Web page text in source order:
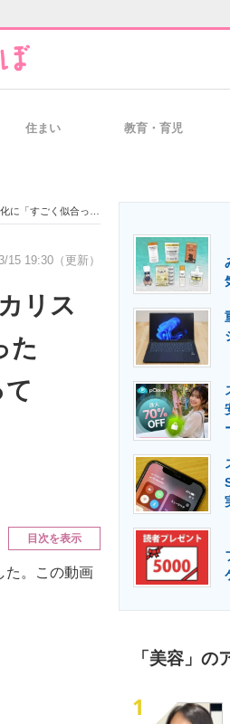
経営リーダーのコミュニティ
製造業のIT導入・活用を支援
エネルギーの専門メディア
住まい 教育・育児
ってる！」【海外】
15 19:30（更新）
リス
た
目次を表示
た。この動画
「美容」の
1